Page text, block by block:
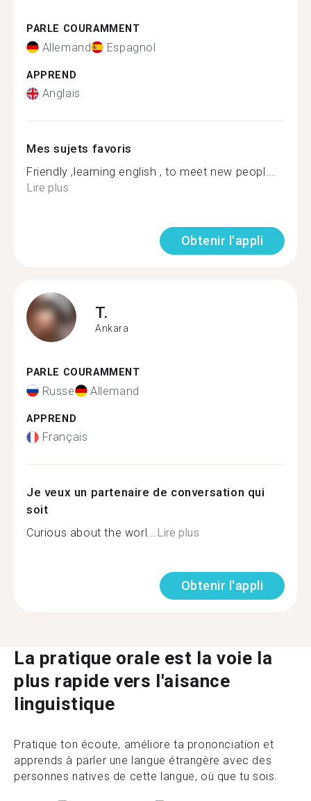
PARLE COURAMMENT
Allemand Espagnol
APPREND
Anglais
Mes sujets favoris
Friendly ,learning english , to meet new peopl...
Lire plus
Obtenir l'appli
T.
Ankara
PARLE COURAMMENT
Russe Allemand
APPREND
Français
Je veux un partenaire de conversation qui
soit
Curious about the worl...Lire plus
Obtenir l'appli
La pratique orale est la voie la
plus rapide vers l'aisance
linguistique
Pratique ton écoute, améliore ta prononciation et
apprends à parler une langue étrangère avec des
personnes natives de cette langue, où que tu sois.